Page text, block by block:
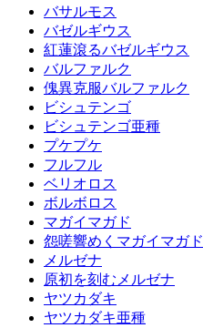
バサルモス
バゼルギウス
紅蓮滾るバゼルギウス
バルファルク
傀異克服バルファルク
ビシュテンゴ
ビシュテンゴ亜種
プケプケ
フルフル
ベリオロス
ボルボロス
マガイマガド
怨嗟響めくマガイマガド
メルゼナ
原初を刻むメルゼナ
ヤツカダキ
ヤツカダキ亜種